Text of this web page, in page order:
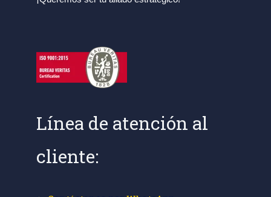
Línea de atención al
cliente: